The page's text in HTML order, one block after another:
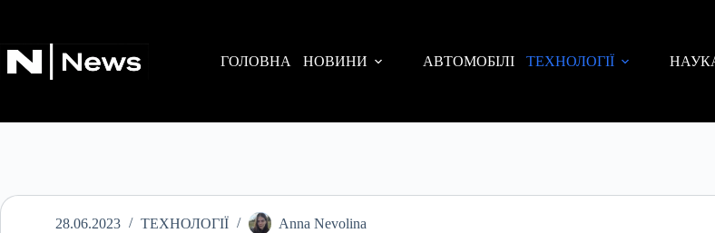
ГОЛОВНА
НОВИНИ АВТОМОБІЛІ ТЕХНОЛОГІЇ
28.06.2023 ТЕХНОЛОГІЇ Anna Nevolina